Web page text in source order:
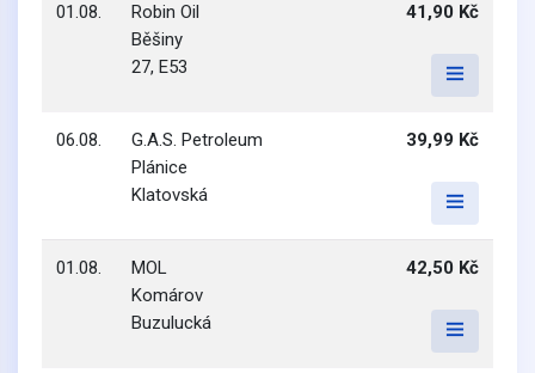
01.08.
Robin Oil
Běšiny
27, E53
41,90 Kč
06.08.
G.A.S. Petroleum
Plánice
Klatovská
39,99 Kč
01.08.
MOL
Komárov
Buzulucká
42,50 Kč